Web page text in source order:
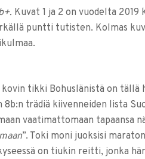
Kuvat 1 ja 2 on vuodelta
puntti tutisten. Kolmas
kovin tikki Bohuslänistä on
8b:n trädiä kiivenneiden lista
vaatimattomaan tapaansa
”. Toki moni juoksisi
on tiukin reitti, jonka